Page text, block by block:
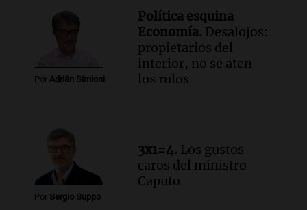
Panorama Federal
Episodios
Solans Hoteles es patrocinante
porque el concurso “abre un espacio a la
creatividad”
Audio.
qué dijo la defensa del esposo acusado
Radioinforme 3
Episodios
Por Adrián Simioni
Política esquina
Economía. Desalojos:
propietarios del
interior, no se aten
los rulos
Por Sergio Suppo
3x1=4. Los gustos
caros del ministro
Caputo